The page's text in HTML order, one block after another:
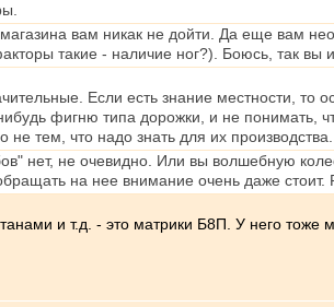
вам никак не дойти. Да еще вам
такие - наличие ног?). Боюсь, так вы
Если есть знание местности, то
фигню типа дорожки, и не понимать,
тем, что надо знать для их производства.
нет, не очевидно. Или вы волшебную
на нее внимание очень даже стоит.
и т.д. - это матрики Б8П. У него тоже